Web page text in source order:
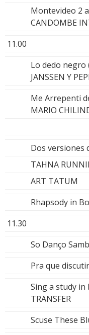
Montevideo 2
CANDOMBE
11.00
Lo dedo negro
JANSSEN Y
Me Arrepenti
MARIO
Y
Dos versiones
TAHNA
ART TATUM
Rhapsody in
11.30
So Danço
Pra que
Sing a study in
TRANSFER
Scuse These